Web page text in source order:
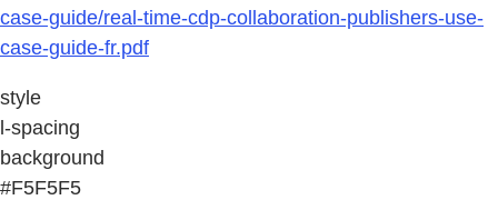
case-guide/real-time-cdp-collaboration-publishers-use-
case-guide-fr.pdf
style
l-spacing
background
#F5F5F5